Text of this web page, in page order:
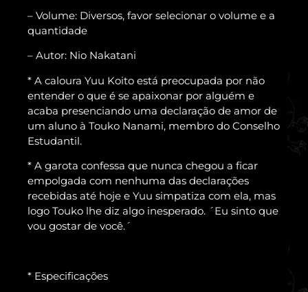
– Volume: Diversos, favor selecionar o volume e a
quantidade
– Autor: Nio Nakatani
* A caloura Yuu Koito está preocupada por não
entender o que é se apaixonar por alguém e
acaba presenciando uma declaração de amor de
um aluno à Touko Nanami, membro do Conselho
Estudantil.
* A garota confessa que nunca chegou a ficar
empolgada com nenhuma das declarações
recebidas até hoje e Yuu simpatiza com ela, mas
logo Touko lhe diz algo inesperado. ´Eu sinto que
vou gostar de você.´
* Especificações